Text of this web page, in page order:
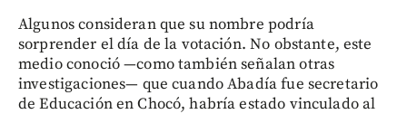
Algunos consideran que su nombre podría
sorprender el día de la votación. No obstante, este
medio conoció —como también señalan otras
investigaciones— que cuando Abadía fue secretario
de Educación en Chocó, habría estado vinculado al